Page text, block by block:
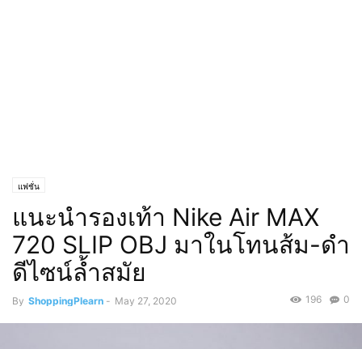
แฟชั่น
แนะนำรองเท้า Nike Air MAX
720 SLIP OBJ มาในโทนส้ม-ดำ
ดีไซน์ล้ำสมัย
By ShoppingPlearn - May 27, 2020 0
196